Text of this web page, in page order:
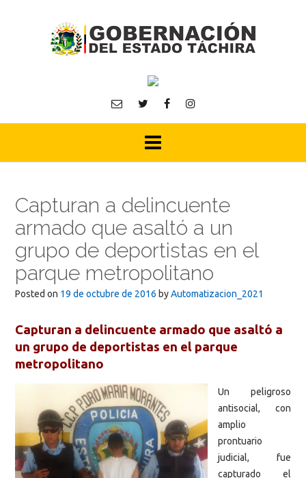
Capturan a delincuente
armado que asaltó a un
grupo de deportistas en el
parque metropolitano
Posted on 19 de octubre de 2016 byAutomatizacion_2021
Capturan a delincuente armado que asaltó a
un grupo de deportistas en el parque
metropolitano
Un peligroso
antisocial, con
amplio
prontuario
judicial, fue
capturado el